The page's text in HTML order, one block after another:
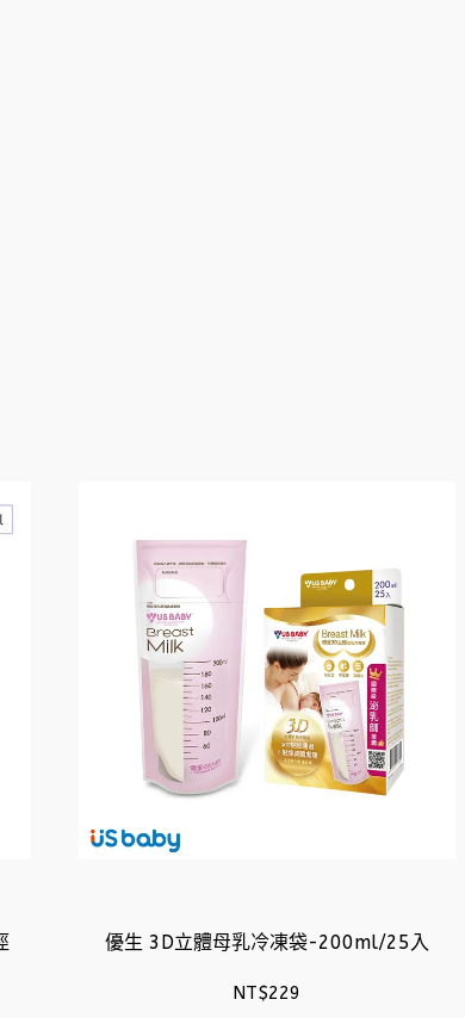
優生 3D立體母乳冷凍袋-200ml/25入
NT$229